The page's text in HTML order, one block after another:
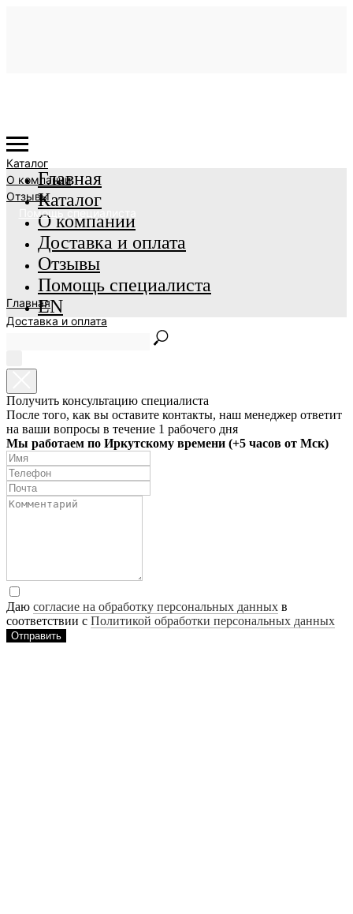
Каталог
О компании
Отзывы
Помощь специалиста
Главная
Доставка и оплата
Главная
Каталог
О компании
Доставка и оплата
Отзывы
Помощь специалиста
EN
Получить консультацию специалиста
После того, как вы оставите контакты, наш менеджер ответит
на ваши вопросы в течение 1 рабочего дня
Мы работаем по Иркутскому времени (+5 часов от Мск)
Даю согласие на обработку персональных данных в
соответствии с Политикой обработки персональных данных
Отправить